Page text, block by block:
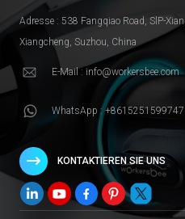
Adresse : 538 Fangqiao Road, SlP-
Xiangcheng, Suzhou, China
E-Mail : info@workersbee.com
WhatsApp : +8615251599747
KONTAKTIEREN SIE UNS